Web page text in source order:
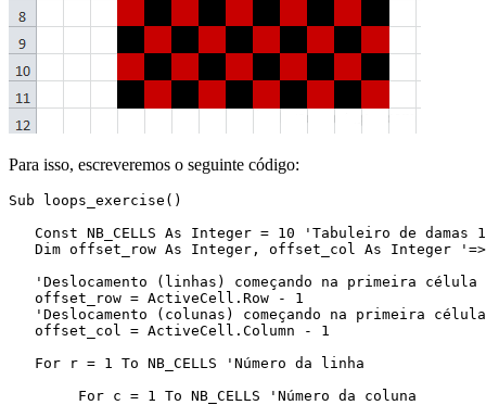
Para isso, escreveremos o seguinte código:
Sub loops_exercise()
Const NB_CELLS As Integer = 10 'Tabuleiro de damas
Dim offset_row As Integer, offset_col As Integer
'Deslocamento (linhas) começando na primeira
   offset_row = ActiveCell.Row - 1
'Deslocamento (colunas) começando na primeira
   offset_col = ActiveCell.Column - 1
   For r = 1 To NB_CELLS 'Número da linha
        For c = 1 To NB_CELLS 'Número da coluna